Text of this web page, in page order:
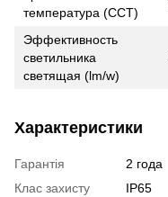
температура (CCT)
Эффективность
светильника
светящая (lm/w)
Характеристики
Гарантія
2 года
Клас захисту
IP65